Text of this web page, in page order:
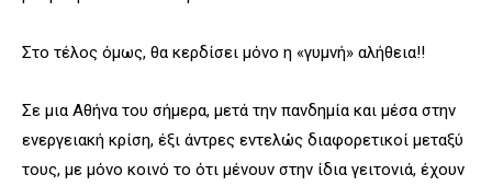
Στο τέλος όμως, θα κερδίσει μόνο η «γυμνή» αλήθεια!!
Σε μια Αθήνα του σήμερα, μετά την πανδημία και μέσα στην
ενεργειακή κρίση, έξι άντρες εντελώς διαφορετικοί μεταξύ
τους, με μόνο κοινό το ότι μένουν στην ίδια γειτονιά, έχουν